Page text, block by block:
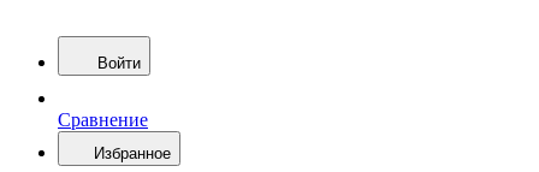
Войти
Сравнение
Избранное